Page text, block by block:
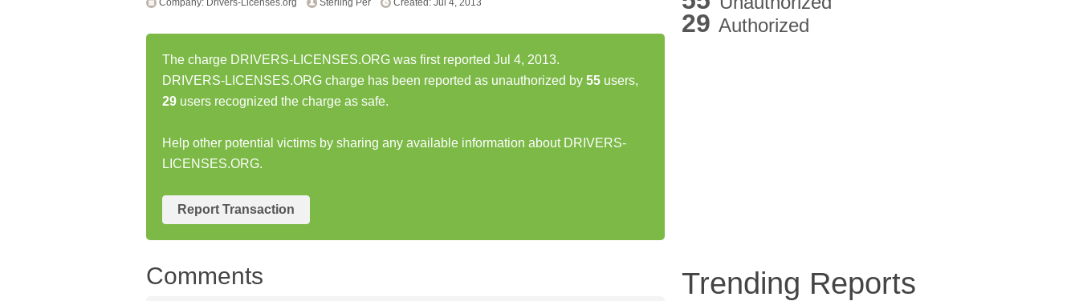
Company: Drivers-Licenses.org Sterling Per Created: Jul 4, 2013
The charge DRIVERS-LICENSES.ORG was first reported Jul 4, 2013.
DRIVERS-LICENSES.ORG charge has been reported as unauthorized by 55 users,
29 users recognized the charge as safe.
Help other potential victims by sharing any available information about DRIVERS-
LICENSES.ORG.
Report Transaction
Comments
29 Authorized
Trending Reports